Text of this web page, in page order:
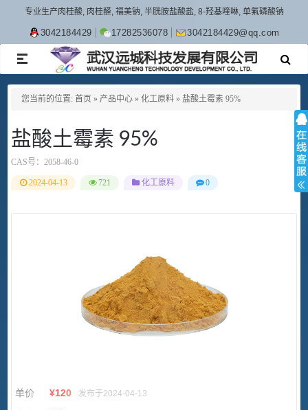
专业生产肉桂酸, 肉桂醛, 福美钠, 半胱胺盐酸盐, 8-羟基喹啉, 单氟磷酸钠
3042184429 17282536078 3042184429@qq.com
TOGGLE
NAVIGATION
您当前的位置: 首页 » 产品中心 » 化工原料 » 盐酸土霉素 95%
盐酸土霉素 95%
CAS号： 2058-46-0
2024-04-13 721 化工原料 0
单价 ¥120 发布于2024-04-13